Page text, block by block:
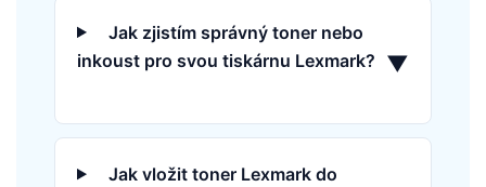
Jak zjistím správný toner nebo
inkoust pro svou tiskárnu Lexmark? ▼
Jak vložit toner Lexmark do